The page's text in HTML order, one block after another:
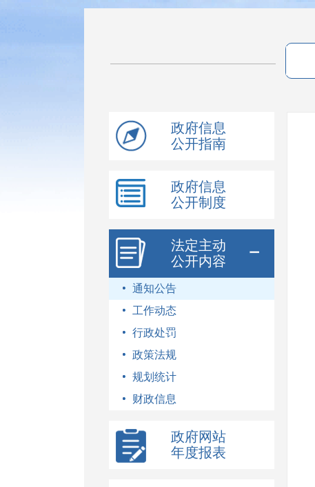
政府信息
公开指南
政府信息
公开制度
法定主动
公开内容
通知公告
工作动态
行政处罚
政策法规
规划统计
财政信息
政府网站
年度报表